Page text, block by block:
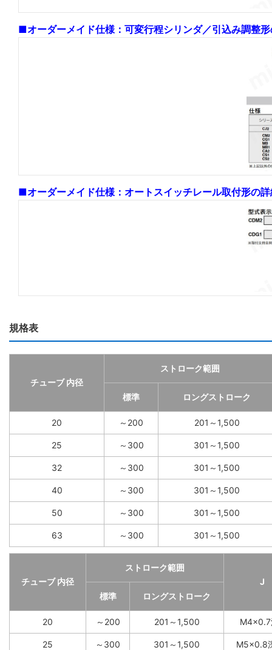
■オーダーメイド仕様：可変行程シリンダ／引込み調整
■オーダーメイド仕様：オートスイッチレール取付形の
規格表
チューブ 内径
ストローク範囲
標準 ロングストローク
20 ～200 201～1,500
25 ～300 301～1,500
32 ～300 301～1,500
40 ～300 301～1,500
50 ～300 301～1,500
63 ～300 301～1,500
チューブ 内径
ストローク範囲
J
標準
ロングストローク
20 ～200 201～1,500
25 ～300 301～1,500 M5×0.8